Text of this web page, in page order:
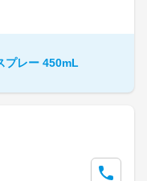
プレー 450mL